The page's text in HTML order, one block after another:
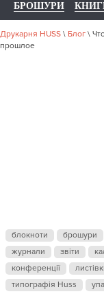
БРОШУРИ
Друкарня HUSS \ Блог \
прошлое
блокноти брошури
журнали
звіти
конференції
типографія Huss